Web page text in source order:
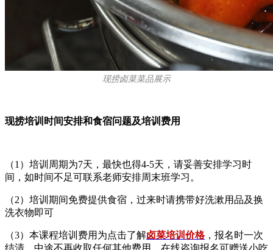
现捞卤菜菜品展示
现捞培训时间安排和食宿问题及培训费用
（1）培训周期为7天，最快也得4-5天，请妥善安排学习时
间，如时间不足可联系老师安排周末班学习。
（2）培训期间免费提供食宿，过来时请携带好洗漱用品及换
洗衣物即可
（3）本课程培训费用为点击了解卤菜培训价格，报名时一次
结清，中途不再收取任何其他费用，在线咨询报名可赠送小吃